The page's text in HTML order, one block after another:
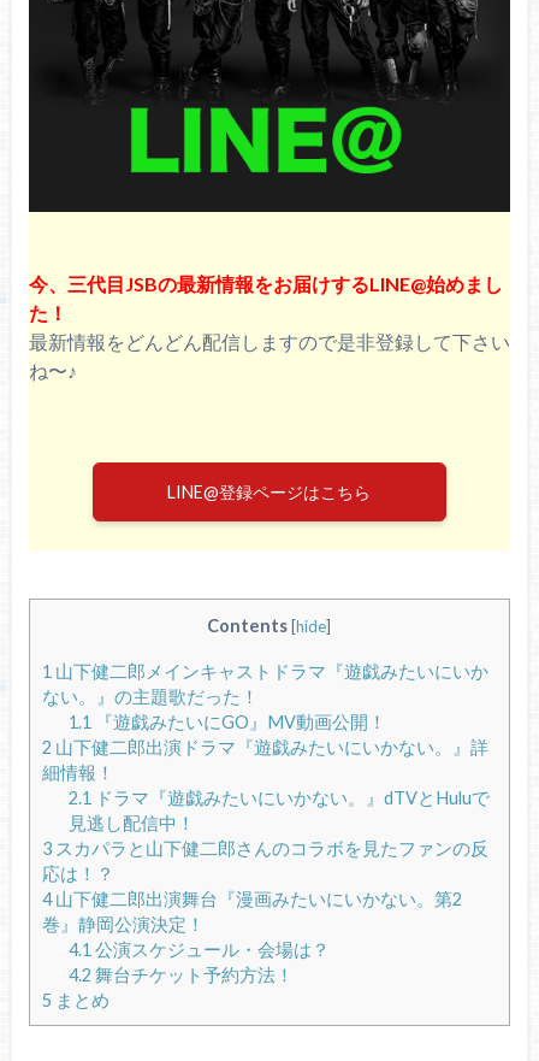
登坂広臣アルバム 予約案内！『FULL
MOON』特典、最安値など徹底検証！
【NAOTO】HONEST BOYZの新曲『TOKYO
DIP feat. PHARRELL WILLIAMS』がハリウッ
決定！詳細、CD情報、最安値など
今、三代目JSBの最新情報をお届けするLINE@始めまし
た！
最新情報をどんどん配信しますので是非登録して下さい
ね〜♪
LINE@登録ページはこちら
Contents [hide]
1 山下健二郎メインキャストドラマ『遊戯みたいにいか
ない。』の主題歌だった！
1.1 『遊戯みたいにGO』MV動画公開！
2 山下健二郎出演ドラマ『遊戯みたいにいかない。』詳
細情報！
2.1 ドラマ『遊戯みたいにいかない。』dTVとHuluで
見逃し配信中！
3スカパラと山下健二郎さんのコラボを見たファンの反
応は！？
4山下健二郎出演舞台『漫画みたいにいかない。第2
巻』静岡公演決定！
4.1 公演スケジュール・会場は？
4.2 舞台チケット予約方法！
5 まとめ